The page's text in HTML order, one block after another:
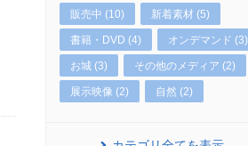
販売中 (10) 新着素材 (5)
書籍・DVD (4) オンデマンド (3)
お城 (3) その他のメディア (2)
展示映像 (2) 自然 (2)